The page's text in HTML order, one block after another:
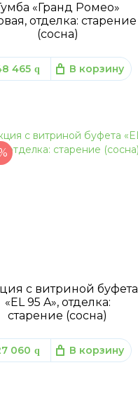
«Гранд Ромео»
отделка: старение
(сосна)
465 q В корзину
с витриной буфета
«EL 95 A», отделка:
старение (сосна)
060 q В корзину